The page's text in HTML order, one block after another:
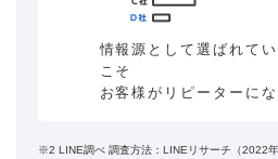
情報源として選ばれて
こそ
お客様がリピーターにな
※2 LINE調べ 調査方法：LINEリサーチ（2022年